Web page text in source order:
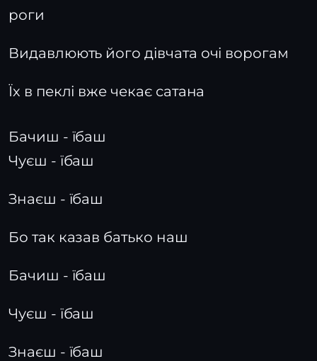
роги
Видавлюють його дівчата очі ворогам
Їх в пеклі вже чекає сатана
Бачиш - їбаш
Чуєш - їбаш
Знаєш - їбаш
Бо так казав батько наш
Бачиш - їбаш
Чуєш - їбаш
Знаєш - їбаш